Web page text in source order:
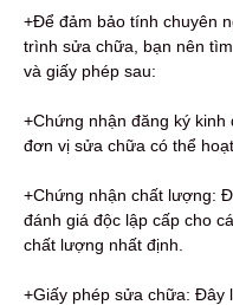
+Để đảm bảo tính chuyên
trình sửa chữa, bạn nên
và giấy phép sau:
+Chứng nhận đăng ký
đơn vị sửa chữa có thể
+Chứng nhận chất lượng:
đánh giá độc lập cấp cho
chất lượng nhất định.
+Giấy phép sửa chữa: Đây